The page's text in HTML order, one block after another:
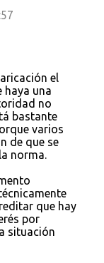
el
haya una
no
bastante
varios
de que se
norma.
que hay
por
situación